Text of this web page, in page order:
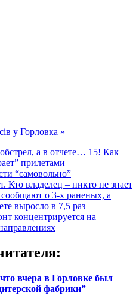
у Горловка »
а в отчете… 15! Как
прилетами
“самовольно”
Кто владелец – никто не знает
о 3-х раненых, а
выросло в 7,5 раз
концентрируется на
:
вчера в Горловке был
фабрики”